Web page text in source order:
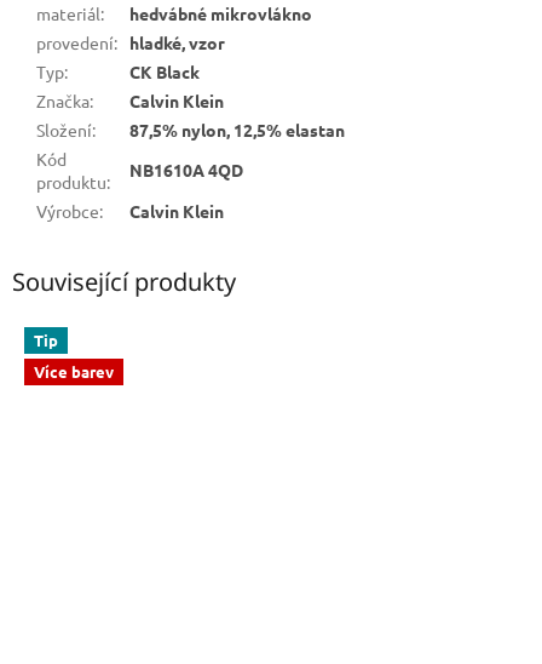
materiál:
hedvábné mikrovlákno
provedení:
hladké, vzor
Typ:
CK Black
Značka:
Calvin Klein
Složení:
87,5% nylon, 12,5% elastan
Kód
produktu:
NB1610A 4QD
Výrobce: Calvin Klein
Související produkty
Tip
Více barev